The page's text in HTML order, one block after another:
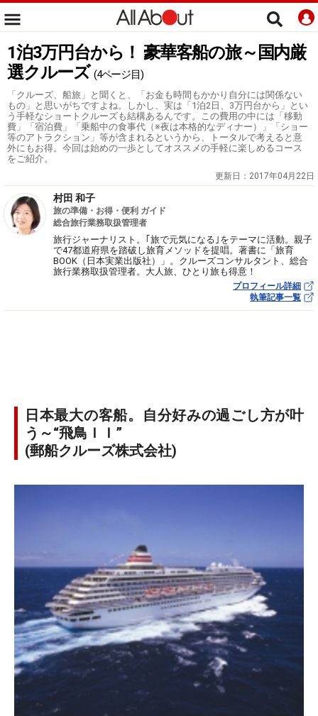
1泊3万円台から！ 豪華客船の旅～国内厳
選クルーズ (4ページ目)
「クルーズ、船旅」と聞くと、「お金も時間もかかり自分には関係ない
もの」と思いがちですよね。しかし、実は「1泊2日、3万円台から」とい
う手軽なショートクルーズも結構あるんです。この費用の中には「移動
費」「宿泊費」「乗船中の食事代（※夜は本格的なディナー）」「ショー
等のアトラクション」等が含まれるというから、トータルで考えると意
外にもお得。今回は始めの一歩としてオススメの手軽に楽しめるコース
をご紹介。
更新日： 2017年04月22日
村田 和子
旅の準備・お得・便利 ガイド
総合旅行業務取扱管理者
旅行ジャーナリスト。｢旅で元気になる｣をテーマに活動。親子
で47都道府県を踏破し旅育メソッドを提唱。著書に「旅育
BOOK（日本実業出版社）」。クルーズコンサルタント、総合
旅行業務取扱管理者。大人旅、ひとり旅も得意！
プロフィール詳細
執筆記事一覧
日本最大の客船。自分好みの過ごし方が叶
う～“飛鳥ＩＩ”
(郵船クルーズ株式会社)